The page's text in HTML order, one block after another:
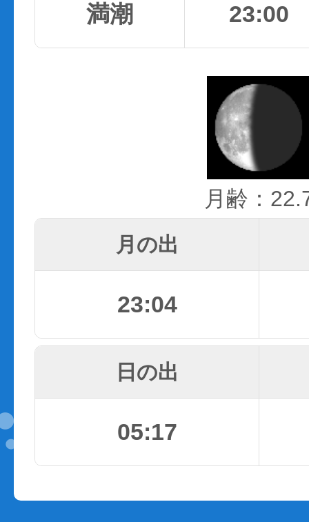
満潮 23:00
月齢：
月の出
23:04
日の出
05:17